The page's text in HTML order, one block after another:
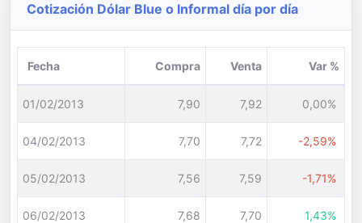
Cotización Dólar Blue o Informal día por día
Fecha Compra Venta Var %
01/02/2013 7,90 7,92 0,00%
04/02/2013 7,70 7,72 -2,59%
05/02/2013 7,56 7,59 -1,71%
06/02/2013 7,68 7,70 1,43%